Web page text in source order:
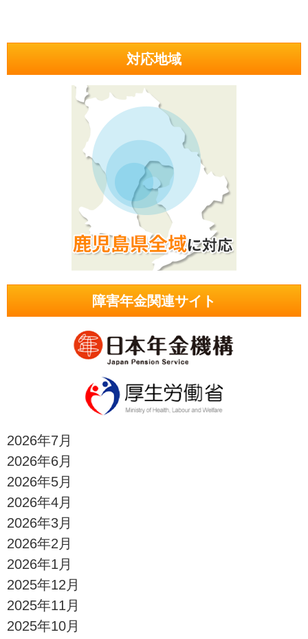
対応地域
障害年金関連サイト
2026年7月
2026年6月
2026年5月
2026年4月
2026年3月
2026年2月
2026年1月
2025年12月
2025年11月
2025年10月